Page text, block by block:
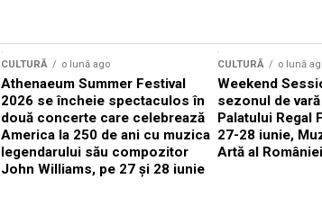
CULTURĂ o lună ago
Athenaeum Summer Festival
2026 se încheie spectaculos în
două concerte care celebrează
America la 250 de ani cu muzica
legendarului său compozitor
John Williams, pe 27 și 28 iunie
CULTURĂ o lună
Weekend
sezonul de
Palatului Regal
27-28 iunie,
Artă al